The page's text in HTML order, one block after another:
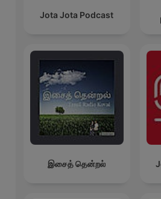
Jota Jota Podcast
இசைத் தென்றல்